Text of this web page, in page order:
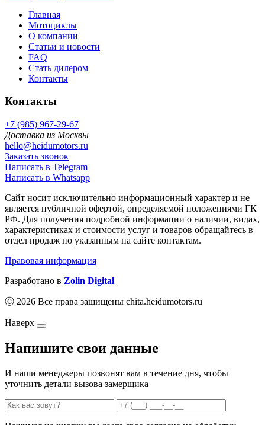
Главная
Мотоциклы
О компании
Статьи и новости
FAQ
Стать дилером
Контакты
Контакты
+7 (985) 967-29-67
Доставка из Москвы
hello@heidumotors.ru
Заказать звонок
Написать в Telegram
Написать в Whatsapp
Сайт носит исключительно информационный характер и не
является публичной офертой, определяемой положениями ГК
РФ. Для получения подробной информации о наличии, видах,
характеристиках и стоимости услуг и товаров обращайтесь в
отдел продаж по указанным на сайте контактам.
Правовая информация
Разработано в Zolin Digital
Ⓒ 2026 Все права защищены chita.heidumotors.ru
Наверх
Напишите свои данные
И наши менеджеры позвонят вам в течение дня, чтобы
уточнить детали вызова замерщика